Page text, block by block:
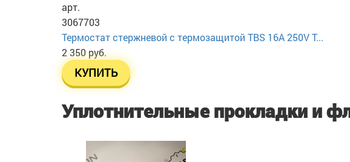
арт.
3067703
Термостат стержневой с термозащитой TBS 16A 250V T...
2 350 руб.
КУПИТЬ
Уплотнительные прокладки и